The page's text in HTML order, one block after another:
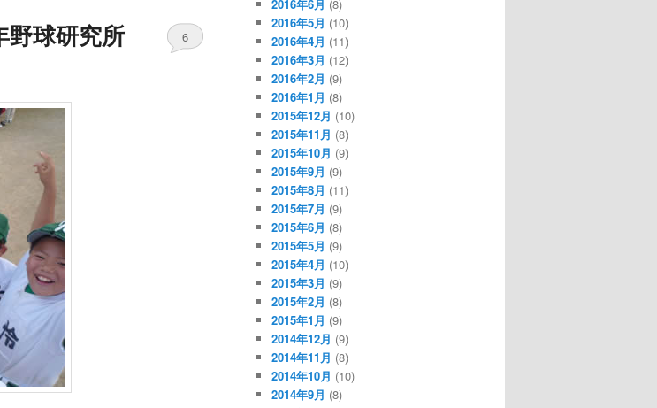
球研究所 6
2016年6月 (8)
2016年5月 (10)
2016年4月 (11)
2016年3月 (12)
2016年2月 (9)
2016年1月 (8)
2015年12月 (10)
2015年11月 (8)
2015年10月 (9)
2015年9月 (9)
2015年8月 (11)
2015年7月 (9)
2015年6月 (8)
2015年5月 (9)
2015年4月 (10)
2015年3月 (9)
2015年2月 (8)
2015年1月 (9)
2014年12月 (9)
2014年11月 (8)
2014年10月 (10)
2014年9月 (8)